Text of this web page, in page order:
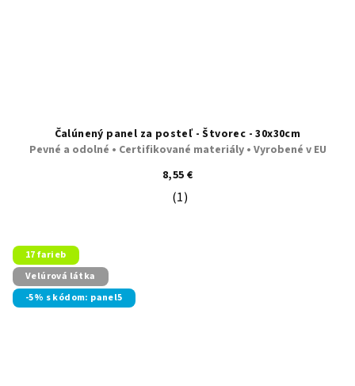
Čalúnený panel za posteľ - Štvorec - 30x30cm
Pevné a odolné • Certifikované materiály • Vyrobené v EU
8,55 €
Priemerné hodnotenie produktu
(1)
17 farieb
Velúrová látka
-5% s kódom: panel5